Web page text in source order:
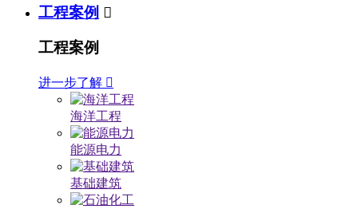
工程案例 
工程案例
进一步了解 
海洋工程
能源电力
基础建筑